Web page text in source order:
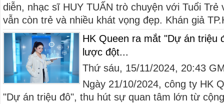
diễn, nhạc sĩ HUY TUẤN trò chuyện với Tuổi
vẫn còn trẻ và nhiều khát vọng đẹp. Khán giả
HK Queen ra mắt "Dự án triệu
lược đột...
Thứ sáu, 15/11/2024, 20:43
Ngày 21/10/2024, công ty HK
"Dự án triệu đô", thu hút sự quan tâm lớn từ